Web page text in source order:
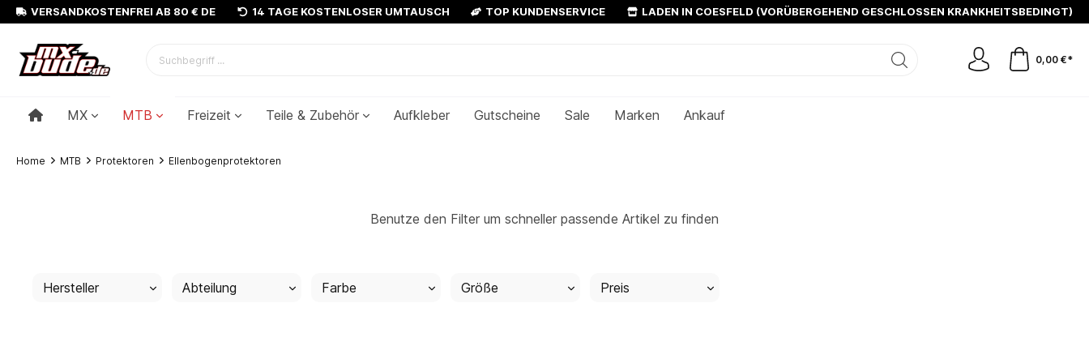
VERSANDKOSTENFREI AB 80 € DE 14 TAGE KOSTENLOSER UMTAUSCH TOP KUNDENSERVICE LADEN IN COESFELD (VORÜBERGEHEND GESCHLOSSEN KRANKHEITSBEDINGT)
0,00 €*
MX MTB Freizeit Teile & Zubehör Aufkleber Gutscheine Sale Marken Ankauf
Home MTB Protektoren Ellenbogenprotektoren
Benutze den Filter um schneller passende Artikel zu finden
Hersteller Abteilung Farbe Größe Preis